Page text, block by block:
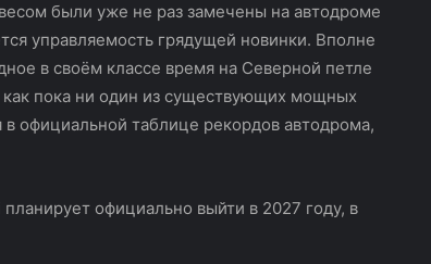
были уже не раз замечены на автодроме
управляемость грядущей новинки. Вполне
в своём классе время на Северной петле
пока ни один из существующих мощных
официальной таблице рекордов автодрома,
официально выйти в 2027 году, в